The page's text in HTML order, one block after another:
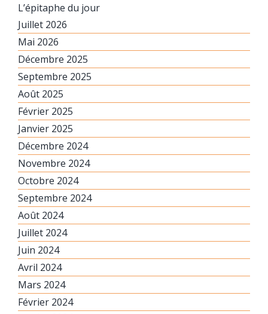
L’épitaphe du jour
Juillet 2026
Mai 2026
Décembre 2025
Septembre 2025
Août 2025
Février 2025
Janvier 2025
Décembre 2024
Novembre 2024
Octobre 2024
Septembre 2024
Août 2024
Juillet 2024
Juin 2024
Avril 2024
Mars 2024
Février 2024